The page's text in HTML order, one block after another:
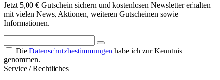
Jetzt 5,00 € Gutschein sichern und kostenlosen Newsletter erhalten
mit vielen News, Aktionen, weiteren Gutscheinen sowie
Informationen.
Die Datenschutzbestimmungen habe ich zur Kenntnis
genommen.
Service / Rechtliches